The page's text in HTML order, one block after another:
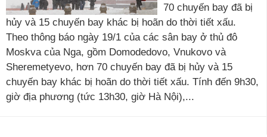
70 chuyến bay đã bị
hủy và 15 chuyến bay khác bị hoãn do thời tiết xấu.
Theo thông báo ngày 19/1 của các sân bay ở thủ đô
Moskva của Nga, gồm Domodedovo, Vnukovo và
Sheremetyevo, hơn 70 chuyến bay đã bị hủy và 15
chuyến bay khác bị hoãn do thời tiết xấu. Tính đến 9h30,
giờ địa phương (tức 13h30, giờ Hà Nội),...